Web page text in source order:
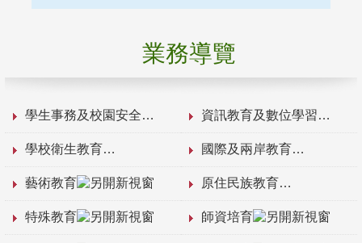
業務導覽
學生事務及校園安全 資訊教育及數位學習
學校衛生教育 國際及兩岸教育
藝術教育 原住民族教育
特殊教育 師資培育